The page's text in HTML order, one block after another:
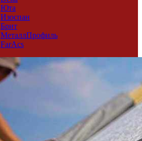
Юта
Изоспан
Брит
МеталлПрофиль
FarAcs